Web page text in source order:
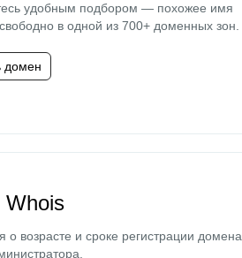
удобным подбором — похожее имя
в одной из 700+ доменных зон.
домен
Whois
возрасте и сроке регистрации домена,